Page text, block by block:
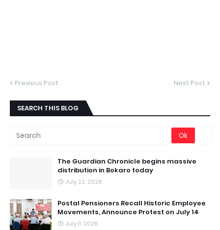
Previous Post Next Post
SEARCH THIS BLOG
The Guardian Chronicle begins massive
distribution in Bokaro today
July 22, 2026
Postal Pensioners Recall Historic Employee
Movements, Announce Protest on July 14
July 11, 2026